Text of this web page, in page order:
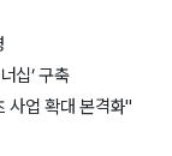
십’ 구축
사업 확대 본격화"